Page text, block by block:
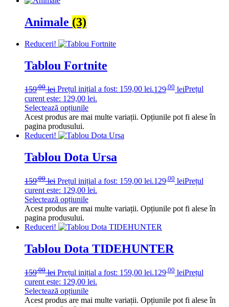
Animale (3)
Reduceri!
Tablou Fortnite
159,00 lei Prețul inițial a fost: 159,00 lei.129 ,00 leiPrețul
curent este: 129,00 lei.
Selectează opțiunile
Acest produs are mai multe variații. Opțiunile pot fi alese în
pagina produsului.
Reduceri!
Tablou Dota Ursa
159,00 lei Prețul inițial a fost: 159,00 lei.129 ,00 leiPrețul
curent este: 129,00 lei.
Selectează opțiunile
Acest produs are mai multe variații. Opțiunile pot fi alese în
pagina produsului.
Reduceri!
Tablou Dota TIDEHUNTER
159,00 lei Prețul inițial a fost: 159,00 lei.129 ,00 leiPrețul
curent este: 129,00 lei.
Selectează opțiunile
Acest produs are mai multe variații. Opțiunile pot fi alese în